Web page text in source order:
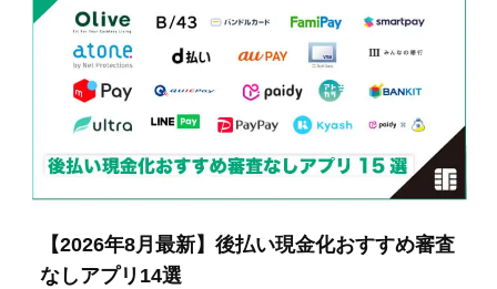
【2026年8月最新】後払い現金化おすすめ審査
なしアプリ14選